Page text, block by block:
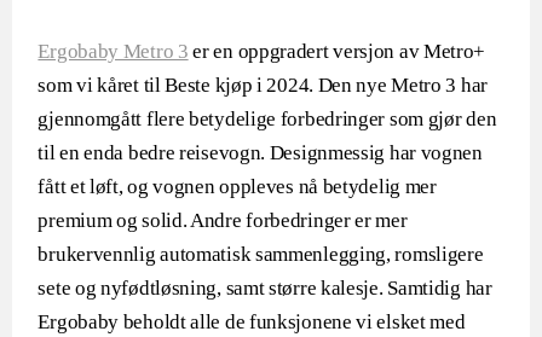
Ergobaby Metro 3 er en oppgradert versjon av Metro+
som vi kåret til Beste kjøp i 2024. Den nye Metro 3 har
gjennomgått flere betydelige forbedringer som gjør den
til en enda bedre reisevogn. Designmessig har vognen
fått et løft, og vognen oppleves nå betydelig mer
premium og solid. Andre forbedringer er mer
brukervennlig automatisk sammenlegging, romsligere
sete og nyfødtløsning, samt større kalesje. Samtidig har
Ergobaby beholdt alle de funksjonene vi elsket med